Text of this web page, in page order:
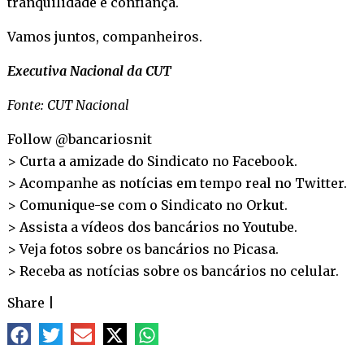
Vamos juntos, companheiros.
Executiva Nacional da CUT
Fonte: CUT Nacional
Follow @bancariosnit
> Curta a amizade do Sindicato no Facebook.
> Acompanhe as notícias em tempo real no Twitter.
> Comunique-se com o Sindicato no Orkut.
> Assista a vídeos dos bancários noYoutube.
> Veja fotos sobre os bancários no Picasa.
> Receba as notícias sobre os bancários no celular.
Share